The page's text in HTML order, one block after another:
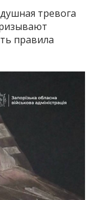
тревога
правила